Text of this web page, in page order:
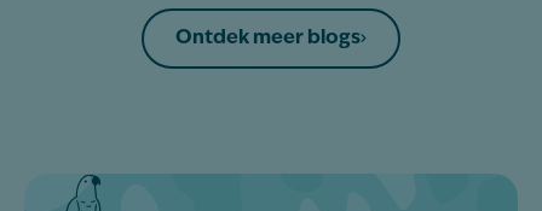
Ontdek meer blogs